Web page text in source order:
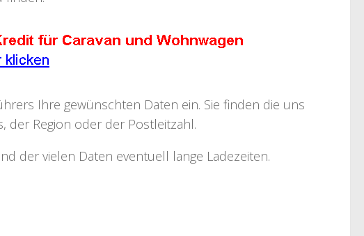
Ihre gewünschten Daten ein. Sie finden die uns
der Region oder der Postleitzahl.
der vielen Daten eventuell lange Ladezeiten.